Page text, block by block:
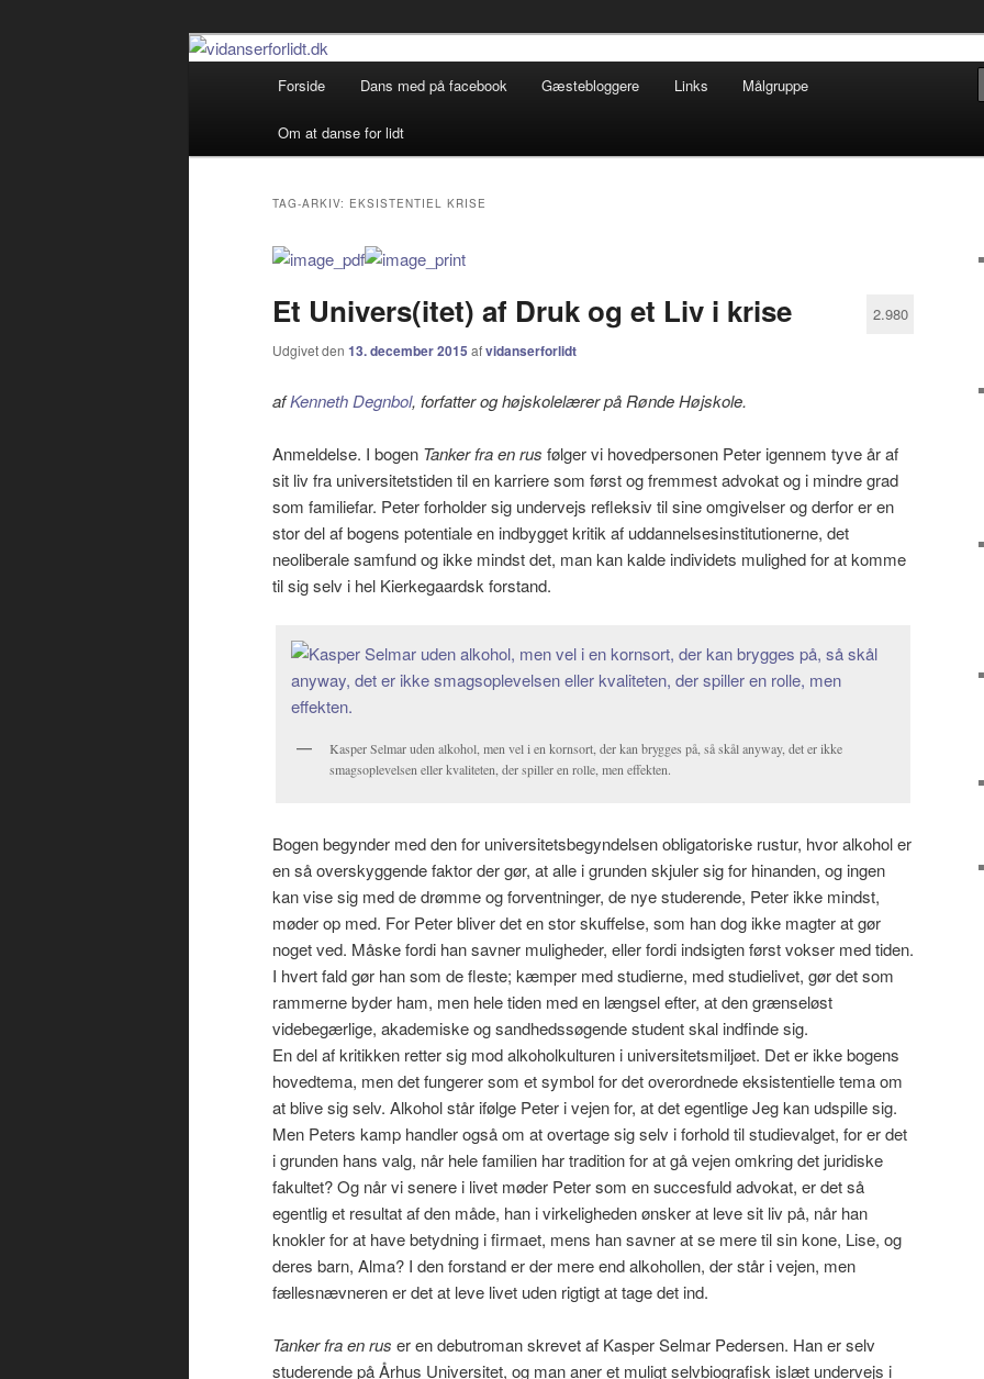
vidanserforlidt.dk
Debatterende tekster med filosofisk tilsnit om hverdagens glæder og genvordigheder
Fortsæt
til
primært
indhold
Fortsæt
til
sekundært
indhold
Forside Dans med på facebook Gæstebloggere Links Målgruppe
Om at danse for lidt
TAG-ARKIV: EKSISTENTIEL KRISE
Et Univers(itet) af Druk og et Liv i krise
Udgivet den 13. december 2015 afvidanserforlidt
2.980
afKenneth Degnbol, forfatter og højskolelærer på Rønde Højskole.
Anmeldelse. I bogen Tanker fra en rus følger vi hovedpersonen Peter igennem tyve år af
sit liv fra universitetstiden til en karriere som først og fremmest advokat og i mindre grad
som familiefar. Peter forholder sig undervejs refleksiv til sine omgivelser og derfor er en
stor del af bogens potentiale en indbygget kritik af uddannelsesinstitutionerne, det
neoliberale samfund og ikke mindst det, man kan kalde individets mulighed for at komme
til sig selv i hel Kierkegaardsk forstand.
Kasper Selmar uden alkohol, men vel i en kornsort, der kan brygges på, så skål anyway, det er ikke
smagsoplevelsen eller kvaliteten, der spiller en rolle, men effekten.
Bogen begynder med den for universitetsbegyndelsen obligatoriske rustur, hvor alkohol er
en så overskyggende faktor der gør, at alle i grunden skjuler sig for hinanden, og ingen
kan vise sig med de drømme og forventninger, de nye studerende, Peter ikke mindst,
møder op med. For Peter bliver det en stor skuffelse, som han dog ikke magter at gør
noget ved. Måske fordi han savner muligheder, eller fordi indsigten først vokser med tiden.
I hvert fald gør han som de fleste; kæmper med studierne, med studielivet, gør det som
rammerne byder ham, men hele tiden med en længsel efter, at den grænseløst
videbegærlige, akademiske og sandhedssøgende student skal indfinde sig.
En del af kritikken retter sig mod alkoholkulturen i universitetsmiljøet. Det er ikke bogens
hovedtema, men det fungerer som et symbol for det overordnede eksistentielle tema om
at blive sig selv. Alkohol står ifølge Peter i vejen for, at det egentlige Jeg kan udspille sig.
Men Peters kamp handler også om at overtage sig selv i forhold til studievalget, for er det
i grunden hans valg, når hele familien har tradition for at gå vejen omkring det juridiske
fakultet? Og når vi senere i livet møder Peter som en succesfuld advokat, er det så
egentlig et resultat af den måde, han i virkeligheden ønsker at leve sit liv på, når han
knokler for at have betydning i firmaet, mens han savner at se mere til sin kone, Lise, og
deres barn, Alma? I den forstand er der mere end alkohollen, der står i vejen, men
fællesnævneren er det at leve livet uden rigtigt at tage det ind.
Tanker fra en rus er en debutroman skrevet af Kasper Selmar Pedersen. Han er selv
studerende på Århus Universitet, og man aner et muligt selvbiografisk islæt undervejs i